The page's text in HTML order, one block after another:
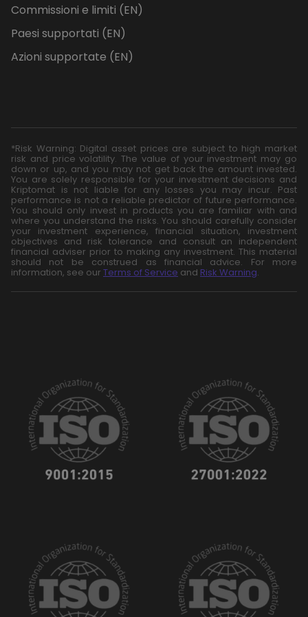
Commissioni e limiti (EN)
Paesi supportati (EN)
Azioni supportate (EN)
*Risk Warning: Digital asset prices are subject to high market
risk and price volatility. The value of your investment may go
down or up, and you may not get back the amount invested.
You are solely responsible for your investment decisions and
Kriptomat is not liable for any losses you may incur. Past
performance is not a reliable predictor of future performance.
You should only invest in products you are familiar with and
where you understand the risks. You should carefully consider
your investment experience, financial situation, investment
objectives and risk tolerance and consult an independent
financial adviser prior to making any investment. This material
should not be construed as financial advice. For more
information, see our Terms of Service and Risk Warning.